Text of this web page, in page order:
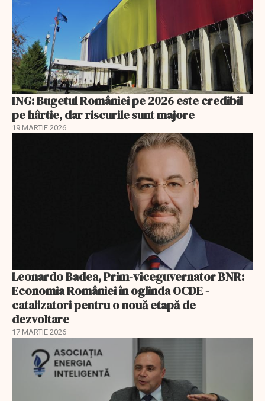
ING: Bugetul României pe 2026 este credibil
pe hârtie, dar riscurile sunt majore
19 MARTIE 2026
Leonardo Badea, Prim-viceguvernator BNR:
Economia României în oglinda OCDE -
catalizatori pentru o nouă etapă de
dezvoltare
17 MARTIE 2026